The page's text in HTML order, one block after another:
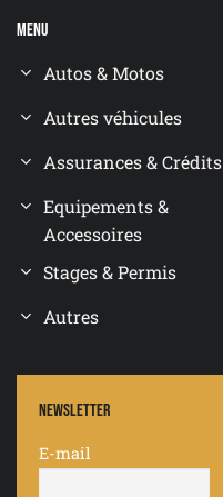
Menu
Autos & Motos
Autres véhicules
Assurances & Crédits
Equipements &
Accessoires
Stages & Permis
Autres
Newsletter
E-mail